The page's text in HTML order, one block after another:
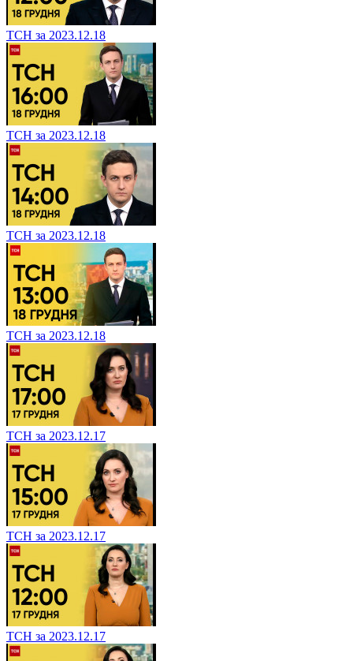
ТСН за 2023.12.18
ТСН за 2023.12.18
ТСН за 2023.12.18
ТСН за 2023.12.18
ТСН за 2023.12.17
ТСН за 2023.12.17
ТСН за 2023.12.17